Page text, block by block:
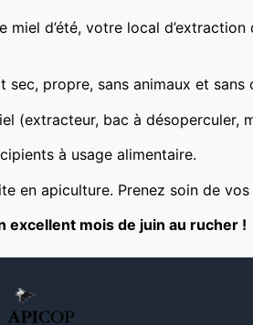
miel d’été, votre local
propre, sans animaux et
(extracteur, bac à désoperculer,
à usage alimentaire.
en apiculture. Prenez soin de
excellent mois de juin au rucher !